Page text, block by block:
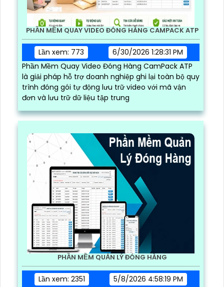
PHẦN MỀM QUAY VIDEO ĐÓNG HÀNG CAMPACK ATP
Lần xem: 773
6/30/2026 1:28:31 PM
Phần Mềm Quay Video Đóng Hàng CamPack ATP
là giải pháp hỗ trợ doanh nghiệp ghi lại toàn bộ quy
trình đóng gói tự động lưu trữ video với mã vận
đơn và lưu trữ dữ liệu tập trung
PHẦN MỀM QUẢN LÝ ĐÓNG HÀNG
Lần xem: 2351
5/8/2026 4:58:19 PM